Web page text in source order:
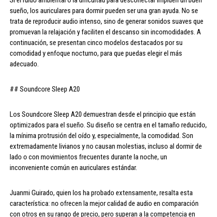
sueño, los auriculares para dormir pueden ser una gran ayuda. No se
trata de reproducir audio intenso, sino de generar sonidos suaves que
promuevan la relajación y faciliten el descanso sin incomodidades. A
continuación, se presentan cinco modelos destacados por su
comodidad y enfoque nocturno, para que puedas elegir el más
adecuado.
## Soundcore Sleep A20
Los Soundcore Sleep A20 demuestran desde el principio que están
optimizados para el sueño. Su diseño se centra en el tamaño reducido,
la mínima protrusión del oído y, especialmente, la comodidad. Son
extremadamente livianos y no causan molestias, incluso al dormir de
lado o con movimientos frecuentes durante la noche, un
inconveniente común en auriculares estándar.
Juanmi Guirado, quien los ha probado extensamente, resalta esta
característica: no ofrecen la mejor calidad de audio en comparación
con otros en su rango de precio, pero superan a la competencia en